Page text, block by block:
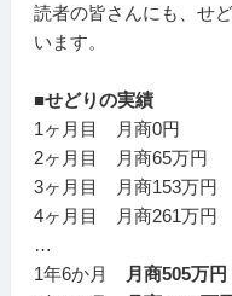
読者の皆さんにも、せ
います。
■せどりの実績
1ヶ月目 月商0円
2ヶ月目 月商65万円
3ヶ月目 月商153万円
4ヶ月目 月商261万円
…
1年6か月
月商505万円